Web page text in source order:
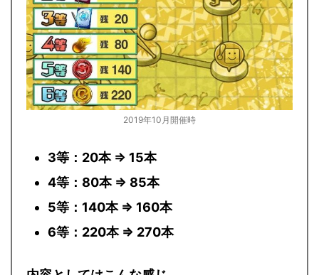
3等：20本 ⇒ 15本
4等：80本 ⇒ 85本
5等：140本 ⇒ 160本